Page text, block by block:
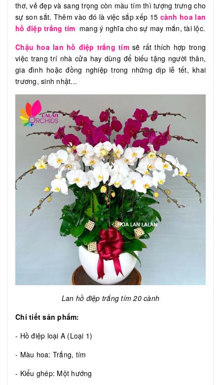
thơ, vẻ đẹp và sang trọng còn màu tím thì tượng trưng cho
sự son sắt. Thêm vào đó là việc sắp xếp 15 cành hoa lan
hồ điệp trắng tím mang ý nghĩa cho sự may mắn, tài lộc.
Chậu hoa lan hồ điệp trắng tímsẽ rất thích hợp trong
việc trang trí nhà cửa hay dùng để biếu tặng người thân,
gia đình hoặc đồng nghiệp trong những dịp lễ tết, khai
trương, sinh nhật...
Lan hồ điệp trắng tím 20 cành
Chi tiết sản phẩm:
- Hồ điệp loại A (Loại 1)
- Màu hoa: Trắng, tím
- Kiểu ghép: Một hướng